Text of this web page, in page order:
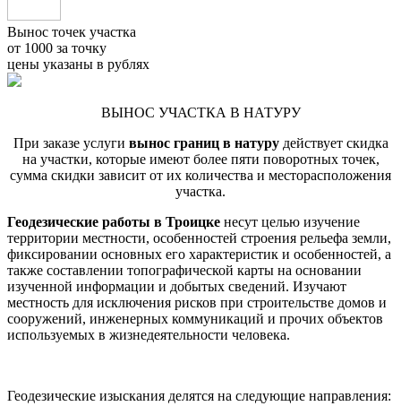
Вынос точек участка
от 1000 за точку
цены указаны в рублях
ВЫНОС УЧАСТКА В НАТУРУ
При заказе услуги вынос границ в натурудействует скидка
на участки, которые имеют более пяти поворотных точек,
сумма скидки зависит от их количества и месторасположения
участка.
Геодезические работы в Троицке несут целью изучение
территории местности, особенностей строения рельефа земли,
фиксировании основных его характеристик и особенностей, а
также составлении топографической карты на основании
изученной информации и добытых сведений. Изучают
местность для исключения рисков при строительстве домов и
сооружений, инженерных коммуникаций и прочих объектов
используемых в жизнедеятельности человека.
Геодезические изыскания делятся на следующие направления: